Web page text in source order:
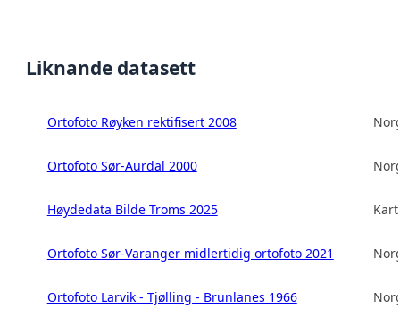
Liknande datasett
Ortofoto Røyken rektifisert 2008
Ortofoto Sør-Aurdal 2000
Høydedata Bilde Troms 2025
Ortofoto Sør-Varanger midlertidig ortofoto 2021
Ortofoto Larvik - Tjølling - Brunlanes 1966